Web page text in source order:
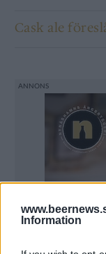
Information
Cask ale